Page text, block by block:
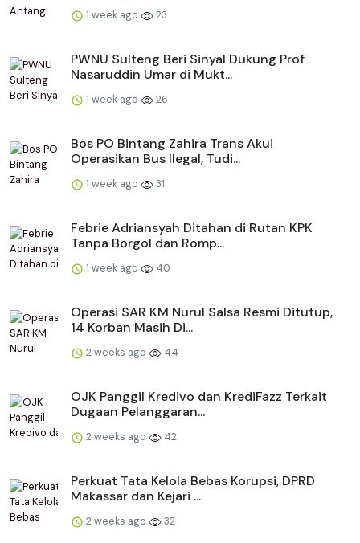
1 week ago 23
PWNU Sulteng Beri Sinyal Dukung Prof
Nasaruddin Umar di Mukt...
1 week ago 26
Bos PO Bintang Zahira Trans Akui
Operasikan Bus Ilegal, Tudi...
1 week ago 31
Febrie Adriansyah Ditahan di Rutan KPK
Tanpa Borgol dan Romp...
1 week ago 40
Operasi SAR KM Nurul Salsa Resmi Ditutup,
14 Korban Masih Di...
2 weeks ago 44
OJK Panggil Kredivo dan KrediFazz Terkait
Dugaan Pelanggaran...
2 weeks ago 42
Perkuat Tata Kelola Bebas Korupsi, DPRD
Makassar dan Kejari ...
2 weeks ago 32